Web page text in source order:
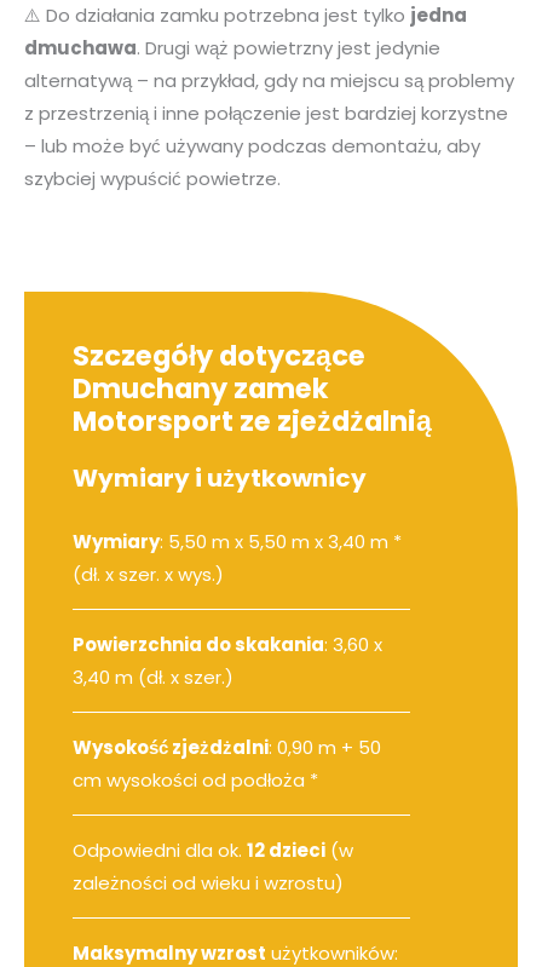
⚠️ Do działania zamku potrzebna jest tylko jedna
dmuchawa. Drugi wąż powietrzny jest jedynie
alternatywą – na przykład, gdy na miejscu są problemy
z przestrzenią i inne połączenie jest bardziej korzystne
– lub może być używany podczas demontażu, aby
szybciej wypuścić powietrze.
Szczegóły dotyczące
Dmuchany zamek
Motorsport ze zjeżdżalnią
Wymiary i użytkownicy
Wymiary: 5,50 m x 5,50 m x 3,40 m *
(dł. x szer. x wys.)
Powierzchnia do skakania: 3,60 x
3,40 m (dł. x szer.)
Wysokość zjeżdżalni: 0,90 m + 50
cm wysokości od podłoża *
Odpowiedni dla ok. 12 dzieci (w
zależności od wieku i wzrostu)
Maksymalny wzrost użytkowników: